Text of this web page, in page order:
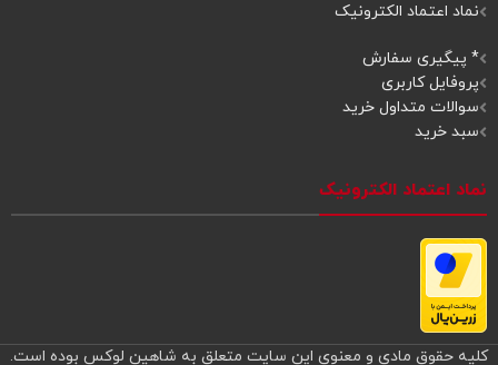
نماد اعتماد الکترونیک
* پیگیری سفارش
پروفایل کاربری
سوالات متداول خرید
سبد خرید
نماد اعتماد الکترونیک
کلیه حقوق مادی و معنوی این سایت متعلق به شاهین لوکس بوده است.